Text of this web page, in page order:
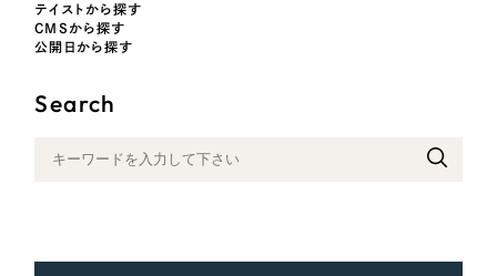
ピンク・桃色
テイストから探す
CMSから探す
公開日から探す
Search